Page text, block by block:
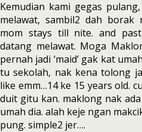
Kemudian kami gegas
melawat, sambil2 dah borak
mom stays till nite. and
datang melawat. Moga
pernah jadi ‘maid’ gak kat
tu sekolah, nak kena tolong
like emm…14 ke 15 years old.
duit gitu kan. maklong nak
umah dia. alah keje ngan
pung. simple2 jer….